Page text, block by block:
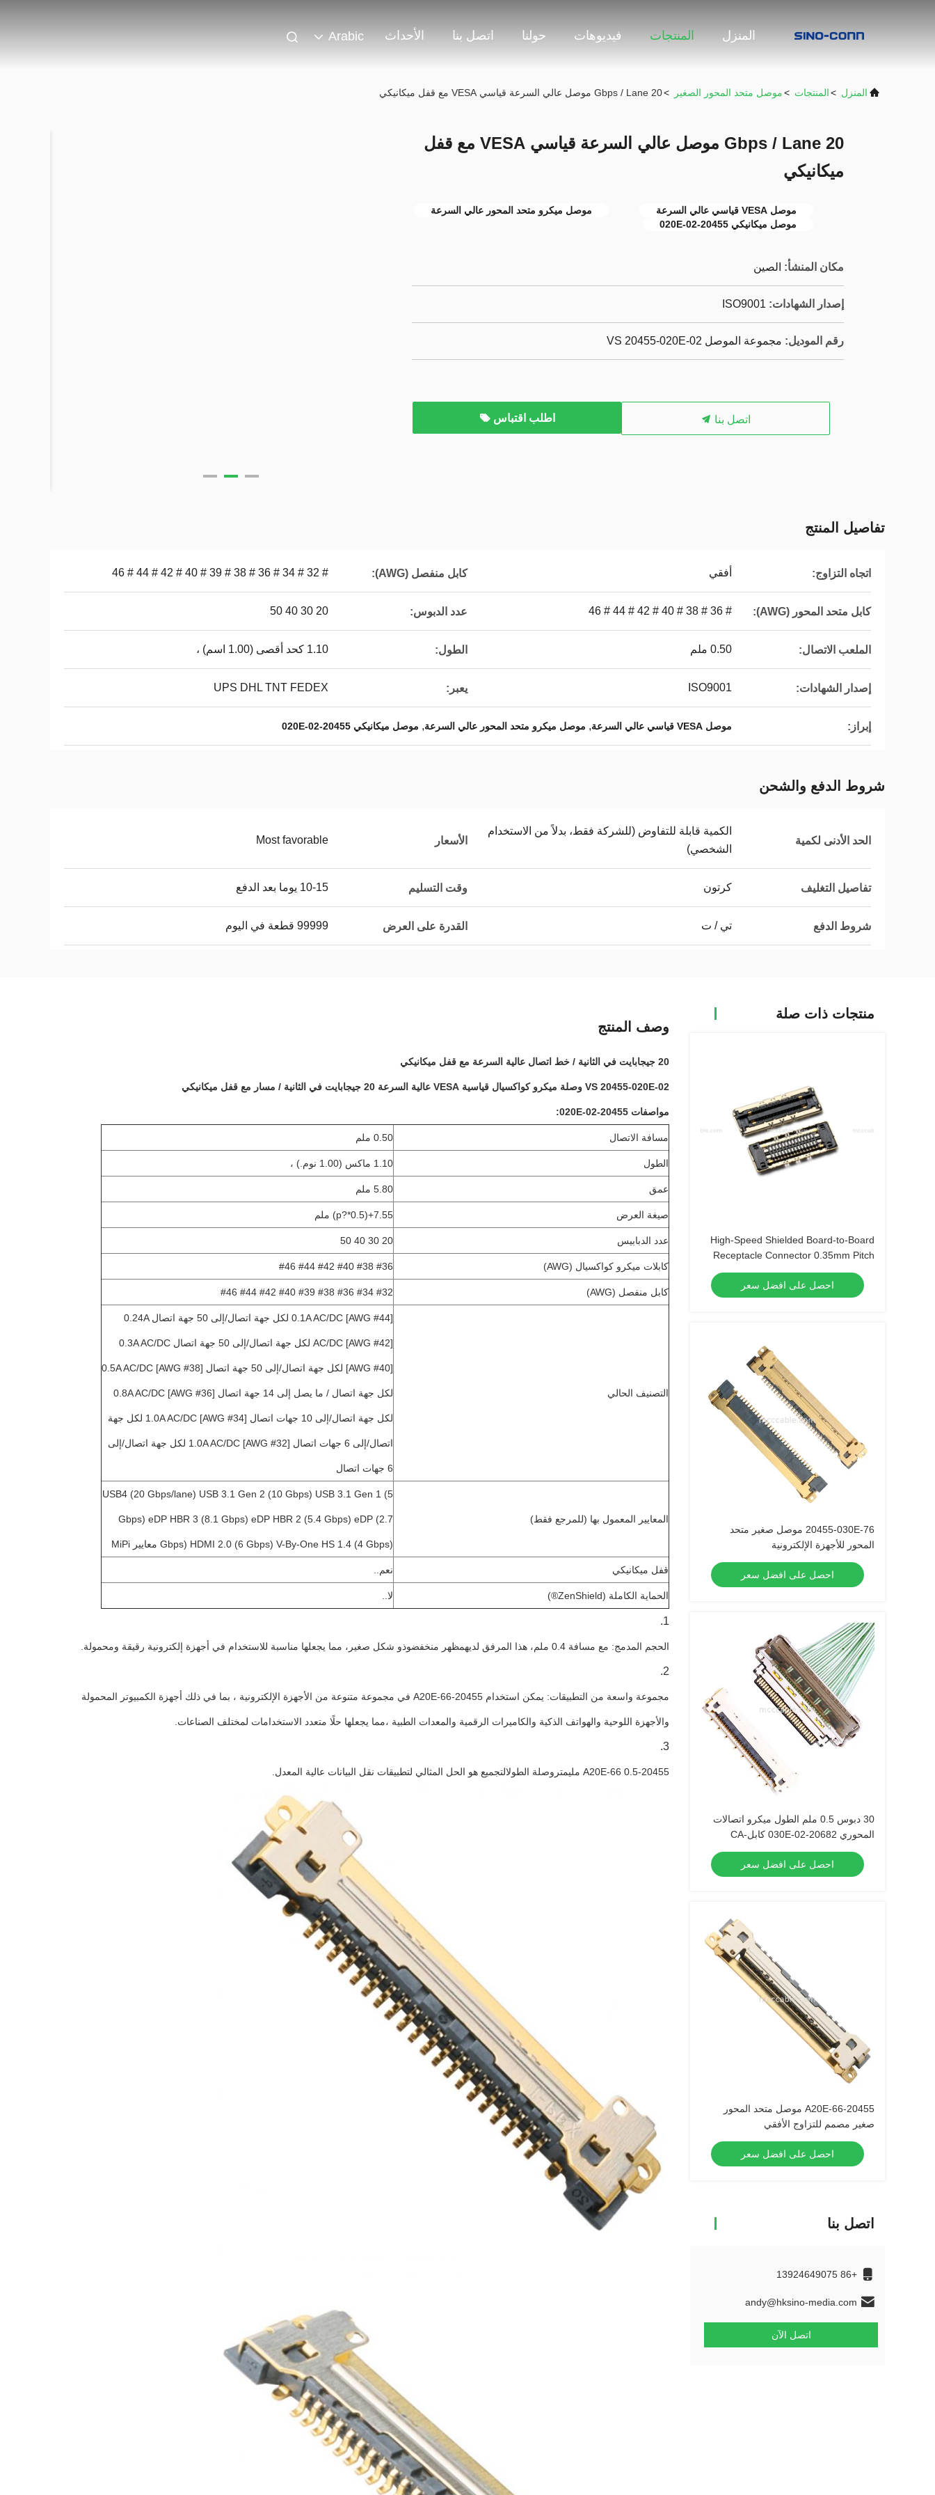
المنزل المنتجات فيديوهات حولنا اتصل بنا الأحداث Arabic
المنزل >المنتجات >موصل متحد المحور الصغير >20 Gbps / Lane موصل عالي السرعة قياسي VESA مع قفل ميكانيكي
20 Gbps / Lane موصل عالي السرعة قياسي VESA مع قفل
ميكانيكي
موصل VESA قياسي عالي السرعة
موصل ميكرو متحد المحور عالي السرعة
موصل ميكانيكي 20455-020E-02
مكان المنشأ: الصين
إصدار الشهادات: ISO9001
رقم الموديل: مجموعة الموصل VS 20455-020E-02
اتصل بنا اطلب اقتباس
تفاصيل المنتج
اتجاه التزاوج: أفقي كابل منفصل (AWG): # 32 # 34 # 36 # 38 # 39 # 40 # 42 # 44 # 46
كابل متحد المحور (AWG): # 36 # 38 # 40 # 42 # 44 # 46 عدد الدبوس: 20 30 40 50
الملعب الاتصال: 0.50 ملم الطول: 1.10 كحد أقصى (1.00 اسم) ،
إصدار الشهادات: ISO9001 يعبر: UPS DHL TNT FEDEX
إبراز: موصل VESA قياسي عالي السرعة , موصل ميكرو متحد المحور عالي السرعة, موصل ميكانيكي 20455-020E-02
شروط الدفع والشحن
الحد الأدنى لكمية
الكمية قابلة للتفاوض (للشركة فقط، بدلاً من الاستخدام
الشخصي)
الأسعار Most favorable
تفاصيل التغليف كرتون وقت التسليم 10-15 يوما بعد الدفع
شروط الدفع تي / ت القدرة على العرض 99999 قطعة في اليوم
منتجات ذات صلة
High-Speed Shielded Board-to-Board
Receptacle Connector 0.35mm Pitch
for Data Transmission
احصل على افضل سعر
20455-030E-76 موصل صغير متحد
المحور للأجهزة الإلكترونية
احصل على افضل سعر
30 دبوس 0.5 ملم الطول ميكرو اتصالات
المحوري 20682-030E-02 كابل-CA
احصل على افضل سعر
20455-A20E-66 موصل متحد المحور
صغير مصمم للتزاوج الأفقي
احصل على افضل سعر
اتصل بنا
+86 13924649075
andy@hksino-media.com
اتصل الآن
وصف المنتج
20 جيجابايت في الثانية / خط اتصال عالية السرعة مع قفل ميكانيكي
VS 20455-020E-02 وصلة ميكرو كواكسيال قياسية VESA عالية السرعة 20 جيجابايت في الثانية / مسار مع قفل ميكانيكي
مواصفات 20455-020E-02:
مسافة الاتصال 0.50 ملم
الطول 1.10 ماكس (1.00 نوم.) ،
عمق 5.80 ملم
صيغة العرض 7.55+(0.5*?p) ملم
عدد الدبابيس 20 30 40 50
كابلات ميكرو كواكسيال (AWG) #36 #38 #40 #42 #44 #46
كابل منفصل (AWG) #32 #34 #36 #38 #39 #40 #42 #44 #46
التصنيف الحالي
0.1A AC/DC [AWG #44] لكل جهة اتصال/إلى 50 جهة اتصال 0.24A
AC/DC [AWG #42] لكل جهة اتصال/إلى 50 جهة اتصال 0.3A AC/DC
[AWG #40] لكل جهة اتصال/إلى 50 جهة اتصال 0.5A AC/DC [AWG #38]
لكل جهة اتصال / ما يصل إلى 14 جهة اتصال 0.8A AC/DC [AWG #36]
لكل جهة اتصال/إلى 10 جهات اتصال 1.0A AC/DC [AWG #34] لكل جهة
اتصال/إلى 6 جهات اتصال 1.0A AC/DC [AWG #32] لكل جهة اتصال/إلى
6 جهات اتصال
المعايير المعمول بها (للمرجع فقط)
USB4 (20 Gbps/lane) USB 3.1 Gen 2 (10 Gbps) USB 3.1 Gen 1 (5
Gbps) eDP HBR 3 (8.1 Gbps) eDP HBR 2 (5.4 Gbps) eDP (2.7
Gbps) HDMI 2.0 (6 Gbps) V-By-One HS 1.4 (4 Gbps) معايير MiPi
قفل ميكانيكي نعم..
الحماية الكاملة (ZenShield®) لا..
الحجم المدمج: مع مسافة 0.4 ملم، هذا المرفق لديه مظهر منخفضوذو شكل صغير، مما يجعلها مناسبة للاستخدام في أجهزة إلكترونية رقيقة ومحمولة.
مجموعة واسعة من التطبيقات: يمكن استخدام 20455-A20E-66 في مجموعة متنوعة من الأجهزة الإلكترونية ، بما في ذلك أجهزة الكمبيوتر المحمولة
والأجهزة اللوحية والهواتف الذكية والكاميرات الرقمية والمعدات الطبية ،مما يجعلها حلًا متعدد الاستخدامات لمختلف الصناعات.
20455-A20E-66 0.5 مليمتر وصلة الطولالتجميع هو الحل المثالي لتطبيقات نقل البيانات عالية المعدل.